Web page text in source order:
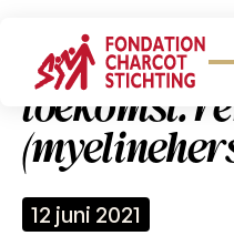
Doe een gift Doe
toekomst:
12 juni 2021